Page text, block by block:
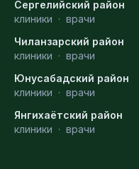
Сергелийский район
клиники · врачи
Чиланзарский район
клиники · врачи
Юнусабадский район
клиники · врачи
Янгихаётский район
клиники · врачи